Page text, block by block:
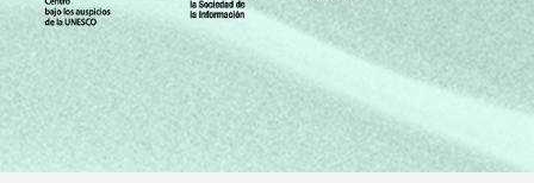
EM ATIVIDADES
Não 18
Não sabe 93
Não
-